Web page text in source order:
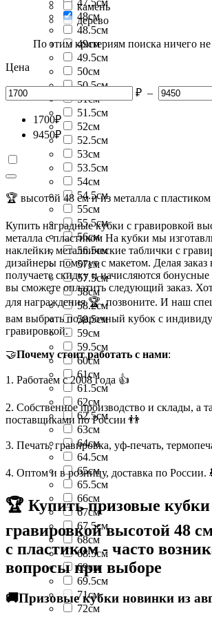
48см
48.5см
49см
49.5см
50см
50.5см
51см
51.5см
52см
52.5см
53см
53.5см
54см
54.5см
55см
55.5см
56см
56.5см
57см
57.5см
58см
58.2см
58.5см
59см
59.5см
60см
61см
61.5см
62см
62.5см
63см
64см
64.5см
65см
65.5см
66см
67см
67.5см
68см
68.5см
69см
69.5см
71см
72см
камень
дерево
По этим критериям поиска ничего
Цена
₽ –
1700₽
9450₽
🏆 высотой 48 см и из металла с пластиком
Купить наградные кубки с гравировкой
металла с пластиком На кубки мы
наклейки, металлические таблички с
дизайнеры помогут с макетом. Делая заказ
получаете скидку и начисляются
вы сможете оплатить следующий заказ.
для награждения 🏆, позвоните. И наш
вам выбрать подарочный кубок с
гравировкой.
🤝Почему стоит работать с нами:
1. Работаем с 2008 года 👍
2. Собственное производство и склады, а
поставщиками по России 👬
3. Печать, гравировка, уф-печать,
4. Оптом и в розницу, доставка по России.
🏆 Купить призовые кубки
гравировкой высотой 48
с пластиком - часто
вопросы при выборе
🚚Призовые кубки новинки из